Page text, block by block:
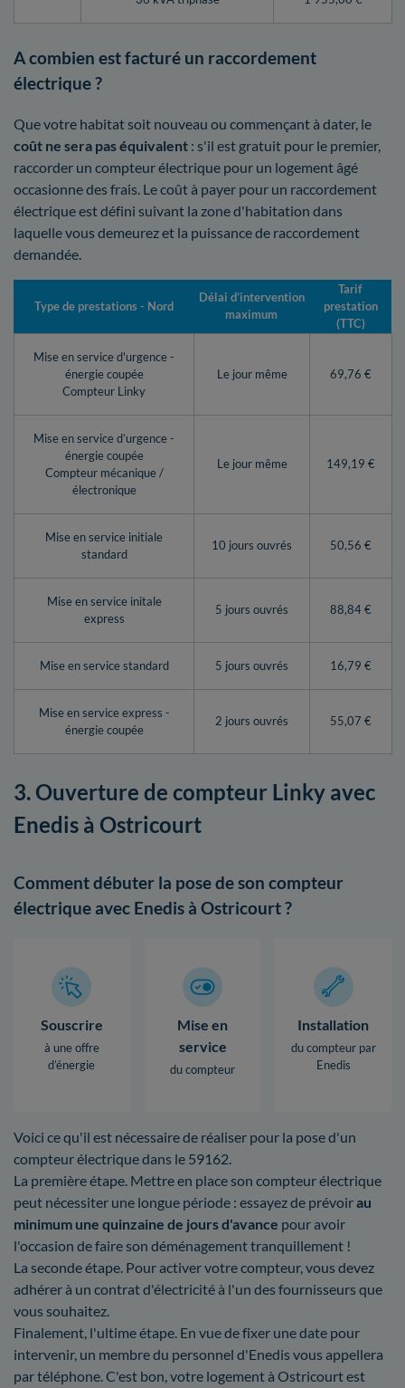
A combien est facturé un raccordement
électrique ?
Que votre habitat soit nouveau ou commençant à dater, le
coût ne sera pas équivalent : s'il est gratuit pour le premier,
raccorder un compteur électrique pour un logement âgé
occasionne des frais. Le coût à payer pour un raccordement
électrique est défini suivant la zone d'habitation dans
laquelle vous demeurez et la puissance de raccordement
demandée.
Type de prestations - Nord
Délai d’intervention
maximum
Tarif
prestation
(TTC)
Mise en service d'urgence -
énergie coupée
Compteur Linky
Le jour même 69,76 €
Mise en service d’urgence -
énergie coupée
Compteur mécanique /
électronique
Le jour même 149,19 €
Mise en service initiale
standard
10 jours ouvrés 50,56 €
Mise en service initale
express
5 jours ouvrés 88,84 €
Mise en service standard 5 jours ouvrés 16,79 €
Mise en service express -
énergie coupée
2 jours ouvrés 55,07 €
3. Ouverture de compteur Linky avec
Enedis à Ostricourt
Comment débuter la pose de son compteur
électrique avec Enedis à Ostricourt ?
Souscrire
à une offre
d’énergie
Mise en
service
du compteur
Installation
du compteur par
Enedis
Voici ce qu'il est nécessaire de réaliser pour la pose d'un
compteur électrique dans le 59162.
La première étape. Mettre en place son compteur électrique
peut nécessiter une longue période : essayez de prévoirau
minimum une quinzaine de jours d'avance pour avoir
l'occasion de faire son déménagement tranquillement !
La seconde étape. Pour activer votre compteur, vous devez
adhérer à un contrat d'électricité à l'un des fournisseurs que
vous souhaitez.
Finalement, l'ultime étape. En vue de fixer une date pour
intervenir, un membre du personnel d'Enedis vous appellera
par téléphone. C'est bon, votre logement à Ostricourt est